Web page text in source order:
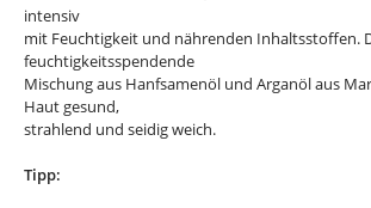
intensiv
mit Feuchtigkeit und nährenden Inhaltsstoffen.
feuchtigkeitsspendende
Mischung aus Hanfsamenöl und Arganöl aus
Haut gesund,
strahlend und seidig weich.
Tipp: